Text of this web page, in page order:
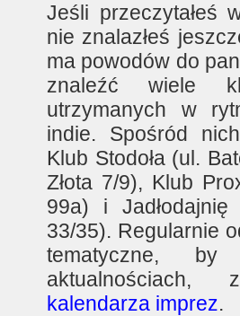
Jeśli przeczytałeś
nie znalazłeś
ma powodów do
znaleźć wiele
utrzymanych w
indie. Spośród
Klub Stodoła (ul.
Złota 7/9), Klub
99a) i
33/35). Regularnie
tematyczne,
kalendarza imprez.